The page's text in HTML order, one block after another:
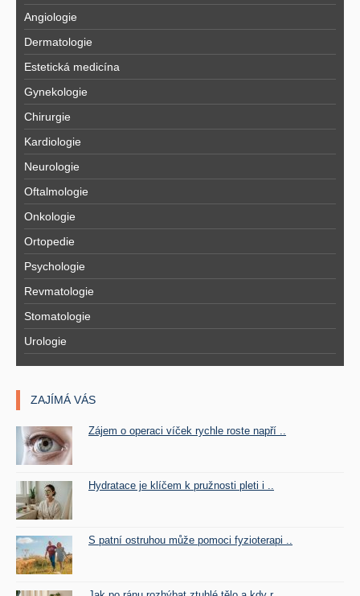
Angiologie
Dermatologie
Estetická medicína
Gynekologie
Chirurgie
Kardiologie
Neurologie
Oftalmologie
Onkologie
Ortopedie
Psychologie
Revmatologie
Stomatologie
Urologie
ZAJÍMÁ VÁS
Zájem o operaci víček rychle roste napří ..
Hydratace je klíčem k pružnosti pleti i ..
S patní ostruhou může pomoci fyzioterapi ..